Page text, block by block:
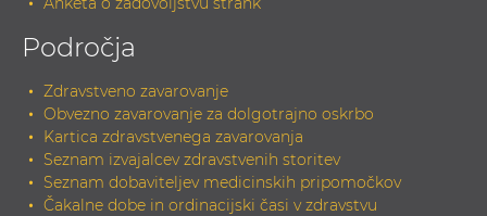
Področja
Zdravstveno zavarovanje
Obvezno zavarovanje za dolgotrajno oskrbo
Kartica zdravstvenega zavarovanja
Seznam izvajalcev zdravstvenih storitev
Seznam dobaviteljev medicinskih pripomočkov
Čakalne dobe in ordinacijski časi v zdravstvu